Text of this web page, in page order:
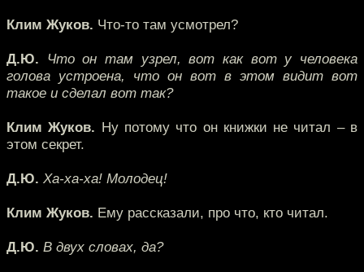
Клим Жуков. Что-то там усмотрел?
Д.Ю. Что он там узрел, вот как вот у человека
голова устроена, что он вот в этом видит вот
такое и сделал вот так?
Клим Жуков. Ну потому что он книжки не читал – в
этом секрет.
Д.Ю. Ха-ха-ха! Молодец!
Клим Жуков. Ему рассказали, про что, кто читал.
Д.Ю. В двух словах, да?